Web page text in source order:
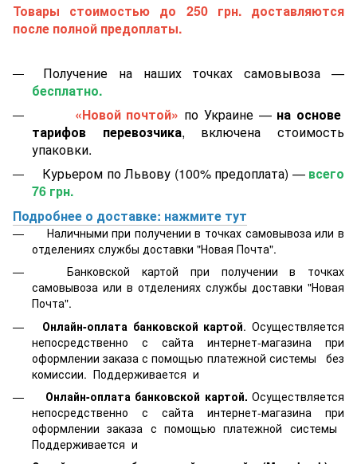
Товары стоимостью до 250 грн. доставляются
после полной предоплаты.
Получение на наших точках самовывоза —
бесплатно.
«Новой почтой» по Украине — на основе
тарифов перевозчика, включена стоимость
упаковки.
Курьером по Львову (100% предоплата) — всего
76 грн.
Подробнее о доставке: нажмите тут
Наличными при получении в точках самовывоза или в
отделениях службы доставки "Новая Почта".
Банковской картой при получении в точках
самовывоза или в отделениях службы доставки "Новая
Почта".
Онлайн-оплата банковской картой. Осуществляется
непосредственно с сайта интернет-магазина при
оформлении заказа с помощью платежной системы
без
комиссии. Поддерживается и
Онлайн-оплата банковской картой. Осуществляется
непосредственно с сайта интернет-магазина при
оформлении заказа с помощью платежной системы
Поддерживается и